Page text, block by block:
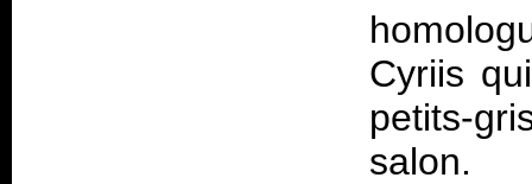
Cyriis
petits-
salon.